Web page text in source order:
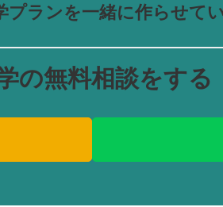
プランを一緒に作らせて
の無料相談をする